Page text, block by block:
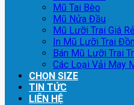
Mũ Tai Bèo
Mũ Nửa Đầu
Mũ Lưỡi Trai Giá Rẻ
In Mũ Lưỡi Trai
Bán Mũ Lưỡi Trai
Các Loại Vải May
CHỌN SIZE
TIN TỨC
LIÊN HỆ